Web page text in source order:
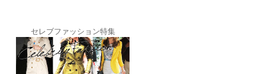
セレブファッション特集